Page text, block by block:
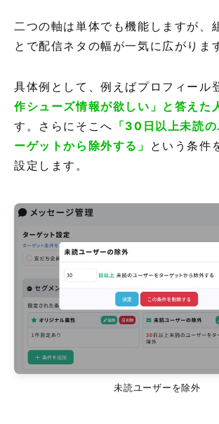
二つの軸は単体でも機能しますが、
とで配信ネタの幅が一気に広がりま
具体例として、例えばプロフィール
作シューズ情報が欲しい」と答えた
す。さらにそこへ 「30日以上未読
ーゲットから除外する」 という条件
設定します。
未読ユーザーを除外